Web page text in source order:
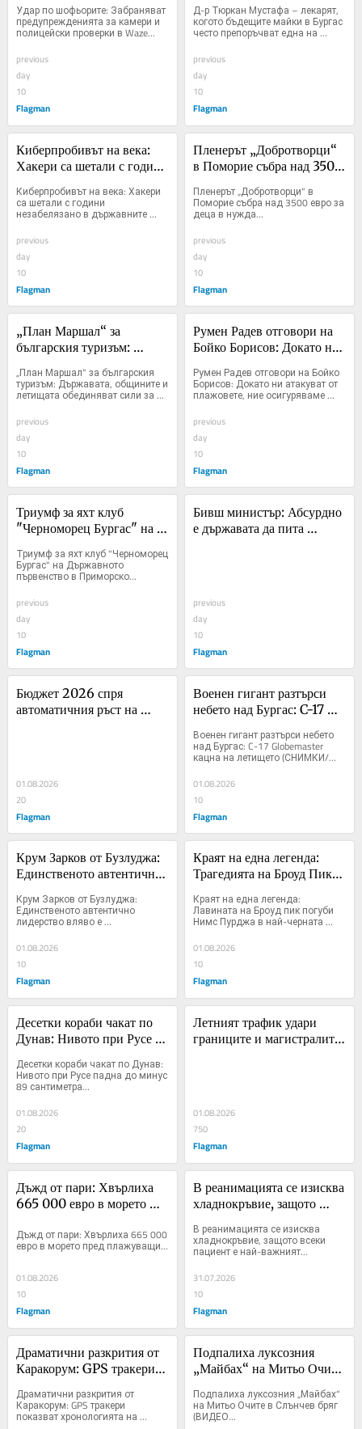
камери и полицейски
проверки в Waze
Удар по шофьорите: Забраняват
предупрежденията за камери и
полицейски проверки в Waze...
previous
day
10
Flagman
препоръчват една на друга
Д-р Тюркан Мустафа – лекарят,
когото бъдещите майки в Бургас
често препоръчват една на
previous
day
10
Flagman
Киберпробивът на века:
Хакери са шетали с години
мрежи
Киберпробивът на века: Хакери
са шетали с години
незабелязано в държавните
previous
day
10
Flagman
Пленерът „Добротворци“
в Поморие събра над 3500
Пленерът „Добротворци“ в
Поморие събра над 3500 евро за
деца в нужда...
previous
day
10
Flagman
„План Маршал“ за
българския туризъм:
летищата обединяват сили
за нови полети и туристи
„План Маршал“ за българския
туризъм: Държавата, общините и
летищата обединяват сили за
нови полети и туристи...
previous
day
10
Flagman
Румен Радев отговори на
Бойко Борисов: Докато ни
осигуряваме парите по
ПВУ
Румен Радев отговори на Бойко
Борисов: Докато ни атакуват от
плажовете, ние осигуряваме
парите по ПВУ...
previous
day
10
Flagman
Триумф за яхт клуб
"Черноморец Бургас" на
Приморско
Триумф за яхт клуб "Черноморец
Бургас" на Държавното
първенство в Приморско...
previous
day
10
Flagman
Бивш министър: Абсурдно
е държавата да пита
previous
day
10
Flagman
Бюджет 2026 спря
автоматичния ръст на
01.08.2026
20
Flagman
Военен гигант разтърси
небето над Бургас: C-17
летището (СНИМКИ/
ВИДЕО)
Военен гигант разтърси небето
над Бургас: C-17 Globemaster
кацна на летището (СНИМКИ/
ВИДЕО...
01.08.2026
10
Flagman
Крум Зарков от Бузлуджа:
Единственото автентично
колективното
Крум Зарков от Бузлуджа:
Единственото автентично
лидерство вляво е
колективното...
01.08.2026
10
Flagman
Краят на една легенда:
Трагедията на Броуд Пик
осемхилядниците в една от
най-черните катастрофи
Краят на една легенда:
Лавината на Броуд пик погуби
Нимс Пурджа в най-черната
трагедия на алпинизма...
01.08.2026
10
Flagman
Десетки кораби чакат по
Дунав: Нивото при Русе
сантиметра
Десетки кораби чакат по Дунав:
Нивото при Русе падна до минус
89 сантиметра...
01.08.2026
20
Flagman
Летният трафик удари
границите и магистралите:
01.08.2026
750
Flagman
Дъжд от пари: Хвърлиха
665 000 евро в морето
Дъжд от пари: Хвърлиха 665 000
евро в морето пред плажуващи...
01.08.2026
10
Flagman
В реанимацията се изисква
хладнокръвие, защото
важният
В реанимацията се изисква
хладнокръвие, защото всеки
пациент е най-важният...
31.07.2026
10
Flagman
Драматични разкрития от
Каракорум: GPS тракери
фаталната лавина на Брод
Пик
Драматични разкрития от
Каракорум: GPS тракери
показват хронологията на
Подпалиха луксозния
„Майбах“ на Митьо Очите
Подпалиха луксозния „Майбах“
на Митьо Очите в Слънчев бряг
(ВИДЕО...